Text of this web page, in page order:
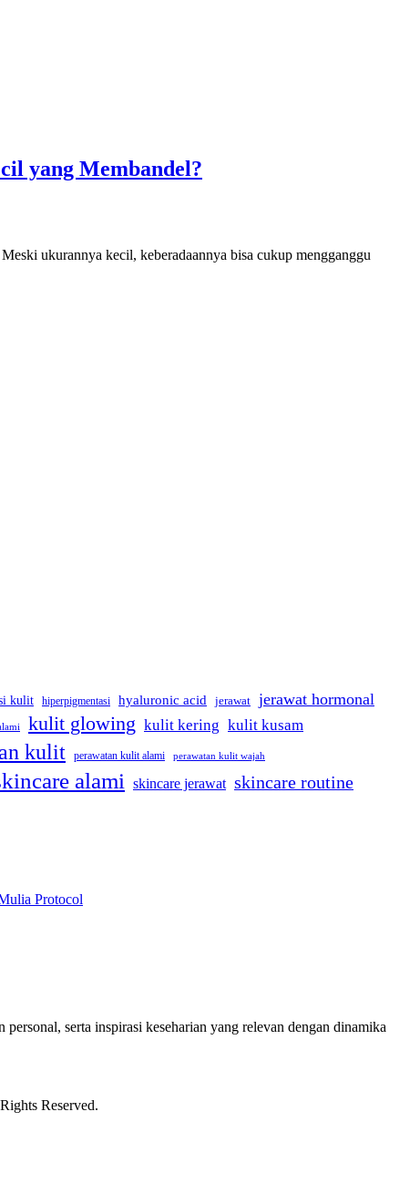
yang Membandel?
ukurannya kecil, keberadaannya bisa cukup mengganggu
kulit hiperpigmentasi hyaluronic acid jerawat jerawat hormonal
kulit glowing kulit kering kulit kusam
kulit perawatan kulit alami perawatan kulit wajah
alami skincare jerawat skincare routine
Protocol
serta inspirasi keseharian yang relevan dengan dinamika
Reserved.